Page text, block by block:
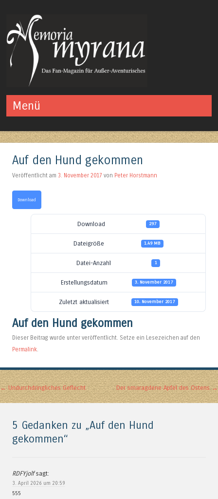
Menü
Auf den Hund gekommen
Veröffentlicht am 3. November 2017 von Peter Horstmann
Download
Download 297
Dateigröße 1.49 MB
Datei-Anzahl 1
Erstellungsdatum 3. November 2017
Zuletzt aktualisiert 10. November 2017
Auf den Hund gekommen
Dieser Beitrag wurde unter veröffentlicht. Setze ein Lesezeichen auf den
Permalink.
Artikel-Navigation
←Undurchdringliches Geflecht Der smaragdene Apfel des Ostens→
5 Gedanken zu „Auf den Hund
gekommen“
RDFYjolf sagt:
3. April 2026 um 20:59
555